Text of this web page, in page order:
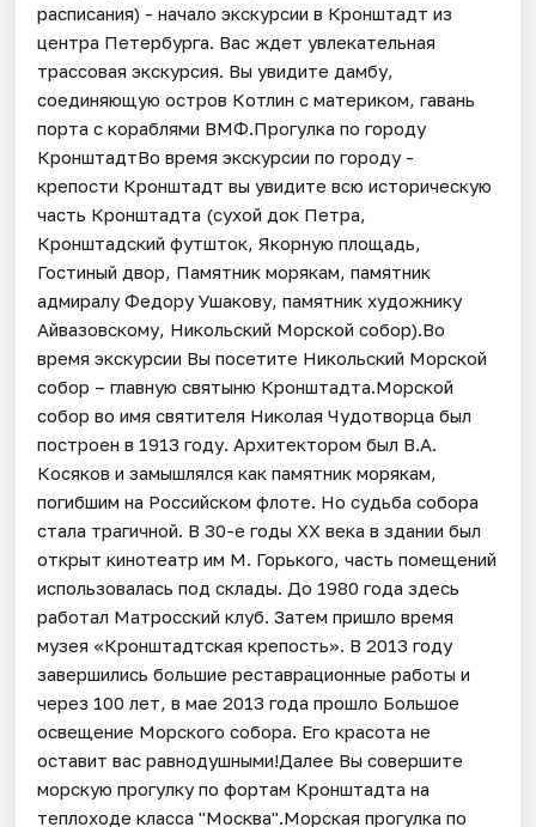
расписания) - начало экскурсии в Кронштадт из
центра Петербурга. Вас ждет увлекательная
трассовая экскурсия. Вы увидите дамбу,
соединяющую остров Котлин с материком, гавань
порта с кораблями ВМФ.Прогулка по городу
КронштадтВо время экскурсии по городу -
крепости Кронштадт вы увидите всю историческую
часть Кронштадта (сухой док Петра,
Кронштадский футшток, Якорную площадь,
Гостиный двор, Памятник морякам, памятник
адмиралу Федору Ушакову, памятник художнику
Айвазовскому, Никольский Морской собор).Во
время экскурсии Вы посетите Никольский Морской
собор – главную святыню Кронштадта.Морской
собор во имя святителя Николая Чудотворца был
построен в 1913 году. Архитектором был В.А.
Косяков и замышлялся как памятник морякам,
погибшим на Российском флоте. Но судьба собора
стала трагичной. В 30-е годы XX века в здании был
открыт кинотеатр им М. Горького, часть помещений
использовалась под склады. До 1980 года здесь
работал Матросский клуб. Затем пришло время
музея «Кронштадтская крепость». В 2013 году
завершились большие реставрационные работы и
через 100 лет, в мае 2013 года прошло Большое
освещение Морского собора. Его красота не
оставит вас равнодушными!Далее Вы совершите
морскую прогулку по фортам Кронштадта на
теплоходе класса "Москва".Морская прогулка по